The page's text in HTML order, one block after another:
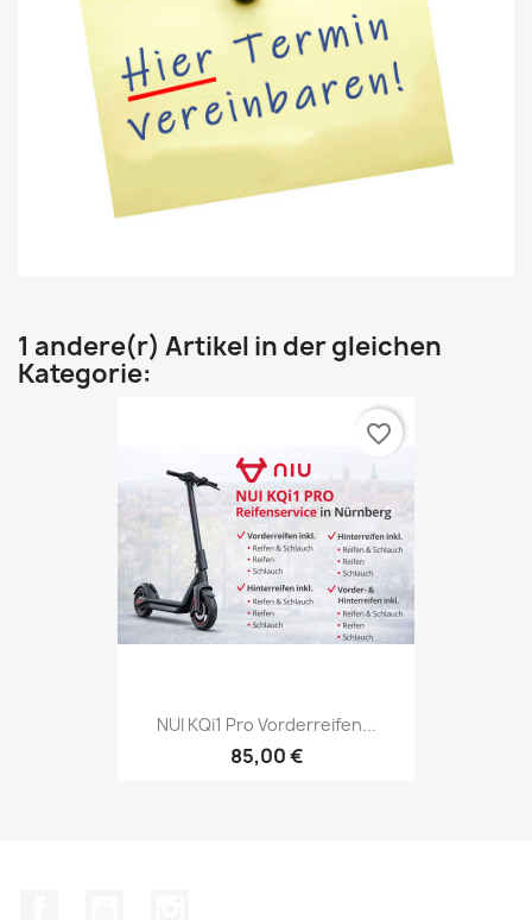
1 andere(r) Artikel in der gleichen
Kategorie:
NUI KQi1 Pro Vorderreifen...
85,00 €
favorite_border